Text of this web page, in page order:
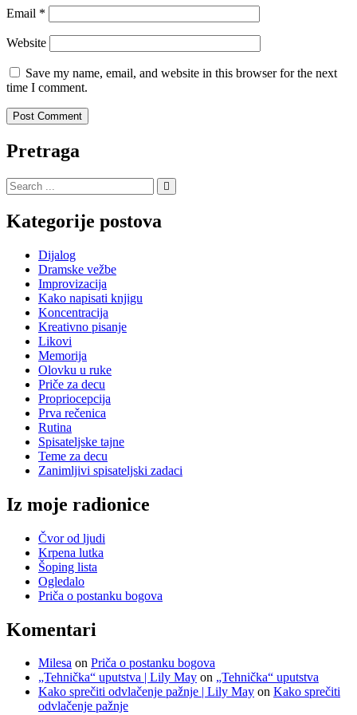
Email *
Website
Save my name, email, and website in this browser for the next
time I comment.
Pretraga
Search
for:
Kategorije postova
Dijalog
Dramske vežbe
Improvizacija
Kako napisati knjigu
Koncentracija
Kreativno pisanje
Likovi
Memorija
Olovku u ruke
Priče za decu
Propriocepcija
Prva rečenica
Rutina
Spisateljske tajne
Teme za decu
Zanimljivi spisateljski zadaci
Iz moje radionice
Čvor od ljudi
Krpena lutka
Šoping lista
Ogledalo
Priča o postanku bogova
Komentari
Milesa on Priča o postanku bogova
„Tehnička“ uputstva | Lily May on „Tehnička“ uputstva
Kako sprečiti odvlačenje pažnje | Lily May on Kako sprečiti
odvlačenje pažnje